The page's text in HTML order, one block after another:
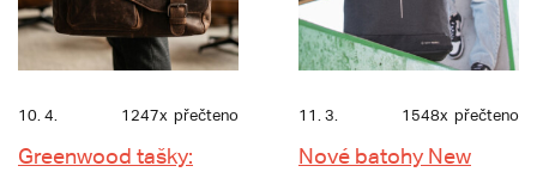
10. 4. 1247x přečteno
Greenwood tašky:
11. 3. 1548x přečteno
Nové batohy New